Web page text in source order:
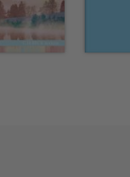
im
ihre Weise